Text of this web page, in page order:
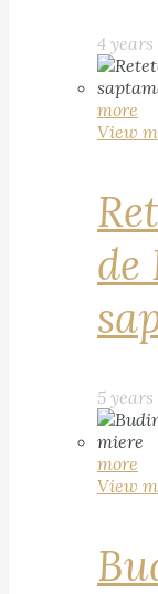
4 years
more
View
de
5 years
more
View